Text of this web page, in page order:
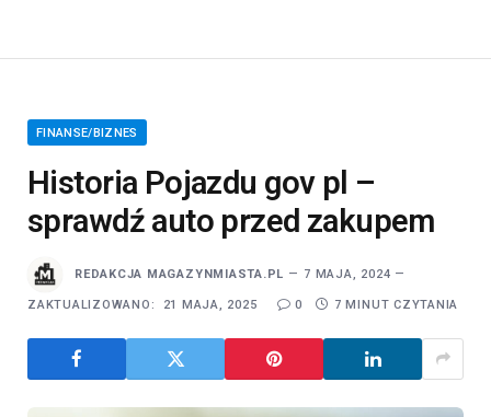
FINANSE/BIZNES
Historia Pojazdu gov pl –
sprawdź auto przed zakupem
REDAKCJA MAGAZYNMIASTA.PL 7 MAJA, 2024
ZAKTUALIZOWANO: 21 MAJA, 2025 0 7 MINUT CZYTANIA